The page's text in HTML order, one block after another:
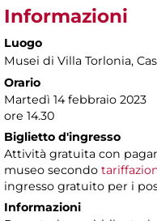
Informazioni
Luogo
Musei di Villa Torlonia,
Orario
Martedì 14 febbraio 2023
ore 14.30
Biglietto d'ingresso
Attività gratuita con
museo secondo
ingresso gratuito per i
Informazioni